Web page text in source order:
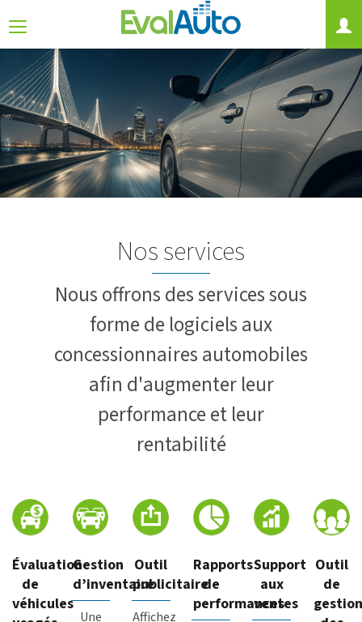
Nos services
Nous offrons des services sous
forme de logiciels aux
concessionnaires automobiles
afin d'augmenter leur
performance et leur
rentabilité
Évaluation
de
véhicules
Gestion
d’inventaire
Une
Outil
publicitaire
Affichez
Rapports
de
performances
Support
aux
ventes
Outil
de